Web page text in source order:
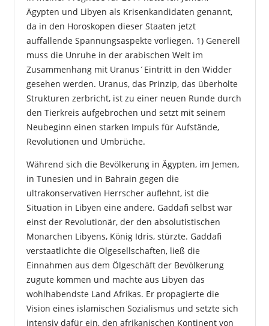
Ägypten und Libyen als Krisenkandidaten genannt,
da in den Horoskopen dieser Staaten jetzt
auffallende Spannungsaspekte vorliegen. 1) Generell
muss die Unruhe in der arabischen Welt im
Zusammenhang mit Uranus´Eintritt in den Widder
gesehen werden. Uranus, das Prinzip, das überholte
Strukturen zerbricht, ist zu einer neuen Runde durch
den Tierkreis aufgebrochen und setzt mit seinem
Neubeginn einen starken Impuls für Aufstände,
Revolutionen und Umbrüche.
Während sich die Bevölkerung in Ägypten, im Jemen,
in Tunesien und in Bahrain gegen die
ultrakonservativen Herrscher auflehnt, ist die
Situation in Libyen eine andere. Gaddafi selbst war
einst der Revolutionär, der den absolutistischen
Monarchen Libyens, König Idris, stürzte. Gaddafi
verstaatlichte die Ölgesellschaften, ließ die
Einnahmen aus dem Ölgeschäft der Bevölkerung
zugute kommen und machte aus Libyen das
wohlhabendste Land Afrikas. Er propagierte die
Vision eines islamischen Sozialismus und setzte sich
intensiv dafür ein, den afrikanischen Kontinent von